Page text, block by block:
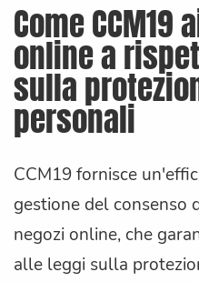
Come CCM19
online a
sulla
personali
CCM19 fornisce
gestione del consenso
negozi online, che
alle leggi sulla